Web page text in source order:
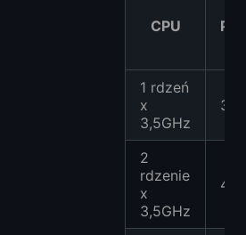
CPU
1 rdzeń
x
3,5GHz
2
rdzenie
x
3,5GHz